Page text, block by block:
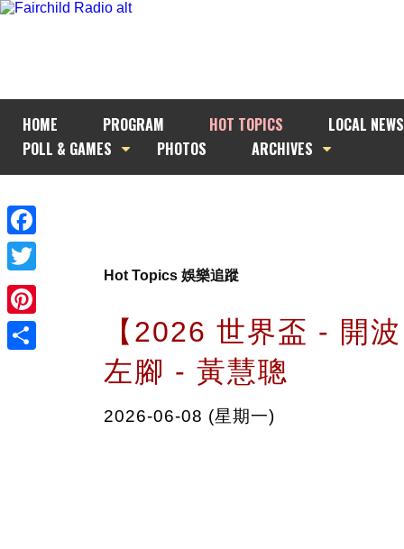
HOME PROGRAM HOT TOPICS
LOCAL NEWS
POLL & GAMES
PHOTOS ARCHIVES
Facebook
Twitter
Pinterest
Hot Topics 娛樂追蹤
【2026 世界盃 - 開
左腳 - 黃慧聰
2026-06-08 (星期一)